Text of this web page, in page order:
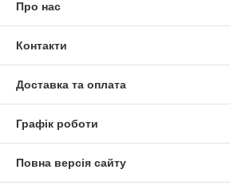
Про нас
Контакти
Доставка та оплата
Графік роботи
Повна версія сайту